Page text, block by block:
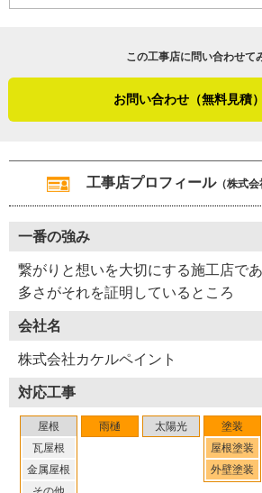
屋根の劣化でお困りのお客さま、そし
「カケルペイントはお客さまファース
料缶に記載してある耐久年数を超える
以上の施工が一番の自慢です。まずは
声掛けくださると、間違いない仕事を
お客さまの気持ちを考えているからこ
塗装における「耐久年数」にこだわる
が感じられた取材でした。
※１ プライマー・・・塗装を施す素
したり、これから塗っていく塗料の密
この工事店に問い合わせて
お問い合わせ（無料見積）
工事店プロフィール（株式会
一番の強み
繋がりと想いを大切にする施工店で
多さがそれを証明しているところ
会社名
株式会社カケルペイント
対応工事
屋根
瓦屋根
金属屋根
雨樋 太陽光
塗装
屋根塗装
外壁塗装